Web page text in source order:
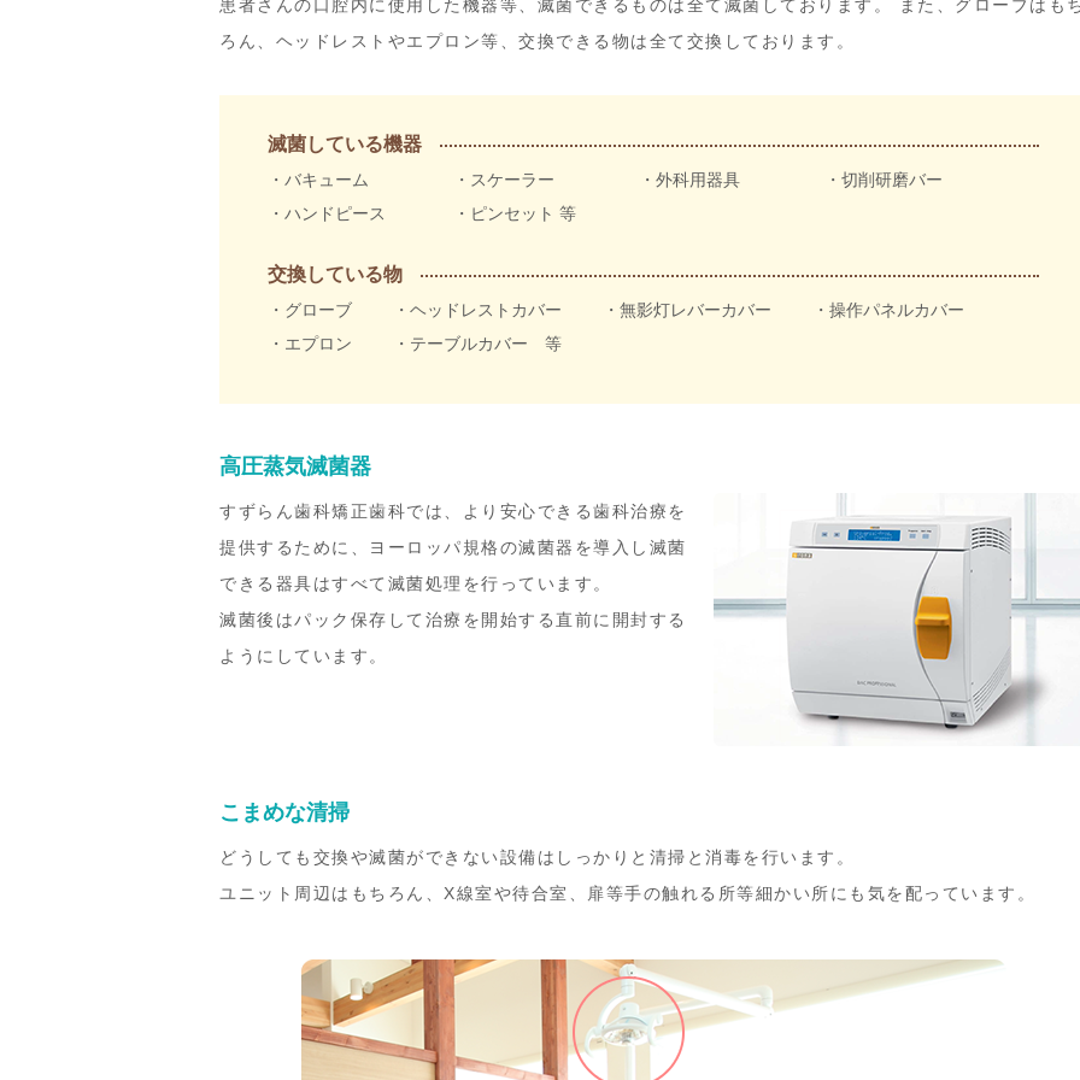
患者さんの口腔内に使用した機器等、滅菌できるものは全て滅菌しております。 また、グローブはも
ろん、ヘッドレストやエプロン等、交換できる物は全て交換しております。
滅菌している機器
・バキューム ・スケーラー ・外科用器具
・切削研磨バー
・ハンドピース
・ピンセット 等
交換している物
・グローブ ・ヘッドレストカバー ・無影灯レバーカバー
・操作パネルカバー
・エプロン
・テーブルカバー 等
高圧蒸気滅菌器
すずらん歯科矯正歯科では、より安心できる歯科治療を
提供するために、ヨーロッパ規格の滅菌器を導入し滅菌
できる器具はすべて滅菌処理を行っています。
滅菌後はパック保存して治療を開始する直前に開封する
ようにしています。
こまめな清掃
どうしても交換や滅菌ができない設備はしっかりと清掃と消毒を行います。
ユニット周辺はもちろん、X線室や待合室、扉等手の触れる所等細かい所にも気を配っています。